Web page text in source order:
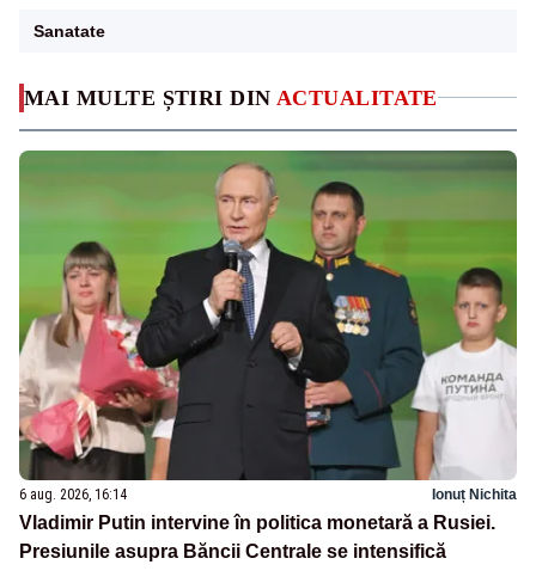
MAI MULTE ȘTIRI DIN ACTUALITATE
6 aug. 2026, 16:14 Ionuț Nichita
Vladimir Putin intervine în politica monetară a Rusiei.
Presiunile asupra Băncii Centrale se intensifică
Sanatate